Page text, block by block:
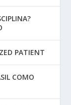
PATIENT
COMO